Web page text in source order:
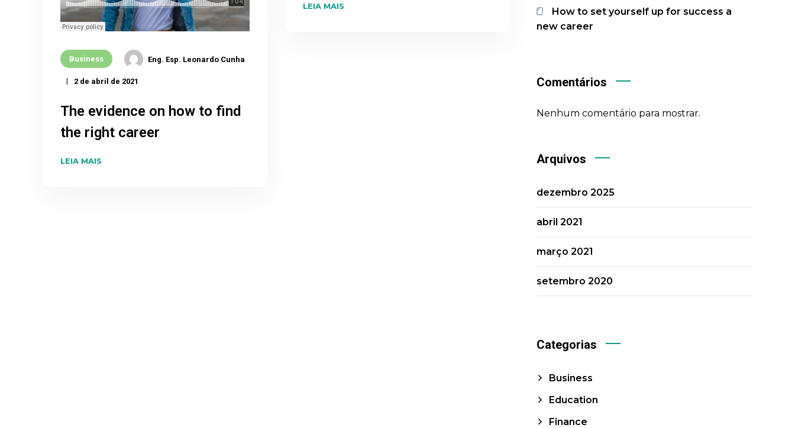
Business Eng. Esp. Leonardo Cunha
2 de abril de 2021
The evidence on how to find
the right career
LEIA MAIS
LEIA MAIS
How to set yourself up for success a
new career
Comentários
Nenhum comentário para mostrar.
Arquivos
dezembro 2025
abril 2021
março 2021
setembro 2020
Categorias
Business
Education
Finance